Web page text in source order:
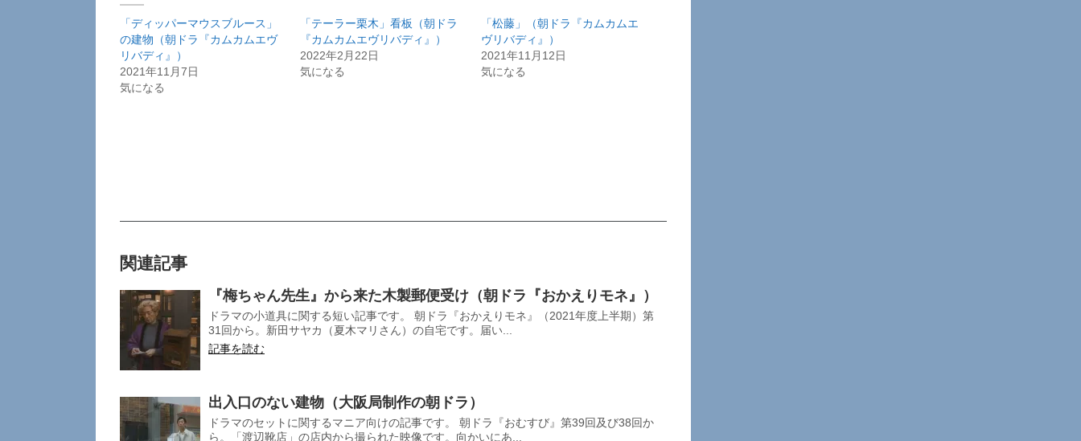
「ディッパーマウスブルース」
の建物（朝ドラ『カムカムエヴ
リバディ』）
2021年11月7日
気になる
「テーラー栗木」看板（朝ドラ
『カムカムエヴリバディ』）
2022年2月22日
気になる
「松藤」（朝ドラ『カムカムエ
ヴリバディ』）
2021年11月12日
気になる
関連記事
『梅ちゃん先生』から来た木製郵便受け（朝ドラ『おかえりモネ』）
ドラマの小道具に関する短い記事です。 朝ドラ『おかえりモネ』（2021年度上半期）第
31回から。新田サヤカ（夏木マリさん）の自宅です。届い...
記事を読む
出入口のない建物（大阪局制作の朝ドラ）
ドラマのセットに関するマニア向けの記事です。 朝ドラ『おむすび』第39回及び38回か
ら。「渡辺靴店」の店内から撮られた映像です。向かいにあ...